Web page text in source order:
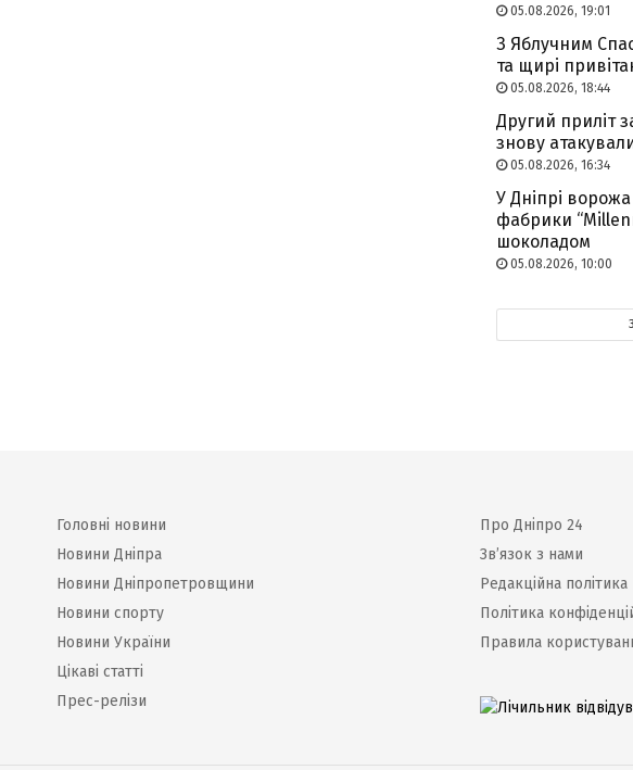
05.08.2026, 19:01
З Яблучним
та щирі
05.08.2026, 18:44
Другий приліт
знову
05.08.2026, 16:34
У Дніпрі
фабрики
шоколадом
05.08.2026, 10:00
Головні новини
Новини Дніпра
Новини Дніпропетровщини
Новини спорту
Новини України
Цікаві статті
Прес-релізи
Про Дніпро 24
Зв’язок з нами
Редакційна політика
Політика
Правила